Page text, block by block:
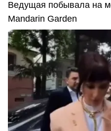
Ведущая побывала на
Mandarin Garden